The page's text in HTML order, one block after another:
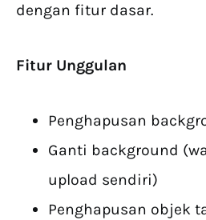
dengan fitur dasar.
Fitur Unggulan
Penghapusan
Ganti background
upload sendiri)
Penghapusan objek